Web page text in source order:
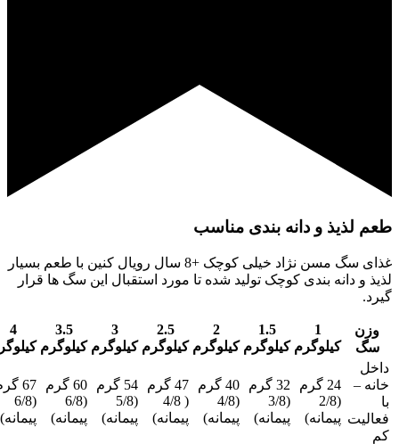
طعم لذیذ و دانه بندی مناسب
غذای سگ مسن نژاد خیلی کوچک +8 سال رویال کنین با طعم بسیار
لذیذ و دانه بندی کوچک تولید شده تا مورد استقبال این سگ ها قرار
گیرد.
وزن
سگ
1
کیلوگرم
1.5
کیلوگرم
2
کیلوگرم
2.5
کیلوگرم
3
کیلوگرم
3.5
کیلوگرم
4
داخل
خانه –
با
فعالیت
کم
24 گرم
(2/8
پیمانه)
32 گرم
(3/8
پیمانه)
40 گرم
(4/8
پیمانه)
47 گرم
( 4/8
پیمانه)
54 گرم
(5/8
پیمانه)
60 گرم
(6/8
پیمانه)
67
(6/8
پیمانه)